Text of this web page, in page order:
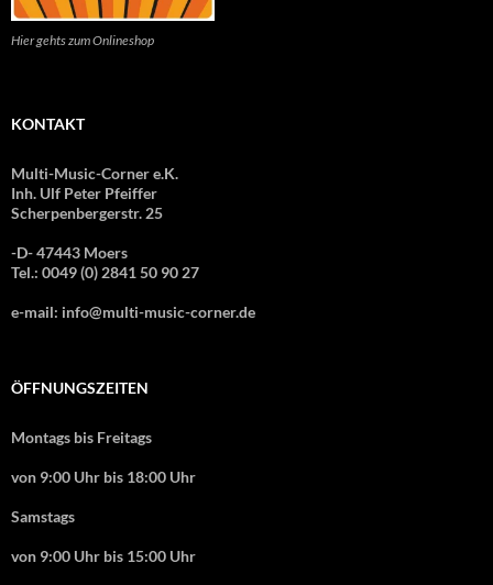
Hier gehts zum Onlineshop
KONTAKT
Multi-Music-Corner e.K.
Inh. Ulf Peter Pfeiffer
Scherpenbergerstr. 25
-D- 47443 Moers
Tel.: 0049 (0) 2841 50 90 27
e-mail: info@multi-music-corner.de
ÖFFNUNGSZEITEN
Montags bis Freitags
von 9:00 Uhr bis 18:00 Uhr
Samstags
von 9:00 Uhr bis 15:00 Uhr